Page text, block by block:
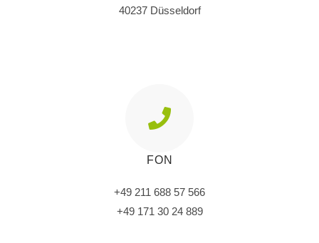
40237 Düsseldorf
FON
+49 211 688 57 566
+49 171 30 24 889